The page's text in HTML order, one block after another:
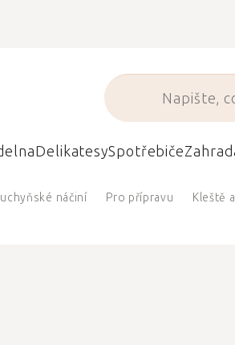
DelikatesySpotřebiče
náčiní Pro přípravu Kleště